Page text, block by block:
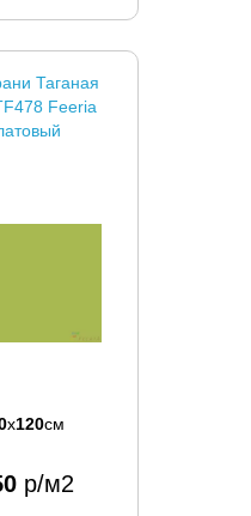
Таганая
Feeria
x120см
р/м2